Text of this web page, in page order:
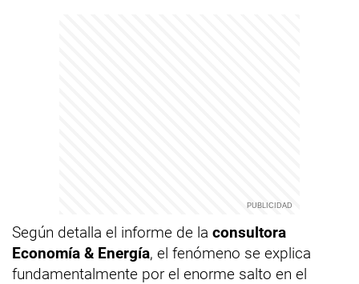
Según detalla el informe de la consultora
Economía & Energía, el fenómeno se explica
fundamentalmente por el enorme salto en el